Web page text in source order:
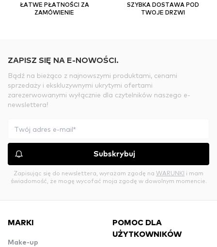
ŁATWE PŁATNOŚCI ZA
ZAMÓWIENIE
SZYBKA DOSTAWA POD
TWOJE DRZWI
ZAPISZ SIĘ NA E-NOWOŚCI.
Bądź na bieżąco z najnowszymi produktami, cenami
sprzedaży i ekskluzywnymi ukrytymi ofertami
zarezerwowanymi wyłącznie dla czytelników naszego e-
newslettera!
Subskrybuj
Zapisując się do newslettera, wyrażam zgodę na WARUNKI i mam
świadomość, że mogę wycofać moja zgodę w dowolnym momencie.
MARKI
Make-up
POMOC DLA
UŻYTKOWNIKÓW